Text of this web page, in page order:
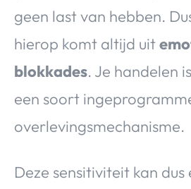
geen last van hebben.
hierop komt altijd uit
blokkades. Je handelen
een soort
overlevingsmechanisme.
Deze sensitiviteit kan